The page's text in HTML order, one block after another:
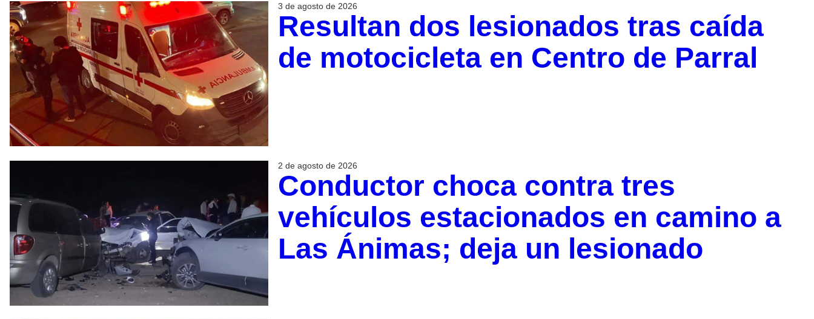
3 de agosto de 2026
Resultan dos lesionados tras caída
de motocicleta en Centro de Parral
2 de agosto de 2026
Conductor choca contra tres
vehículos estacionados en camino a
Las Ánimas; deja un lesionado